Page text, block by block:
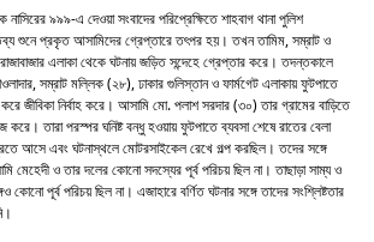
৯৯৯-এ দেওয়া সংবাদের পরিপ্রেক্ষিতে শাহবাগ থানা পুলিশ
শুনে প্রকৃত আসামিদের গ্রেপ্তারে তৎপর হয়। তখন তামিম, সম্রাট ও
এলাকা থেকে ঘটনায় জড়িত সন্দেহে গ্রেপ্তার করে। তদন্তকালে
সম্রাট মল্লিক (২৮), ঢাকার গুলিস্তান ও ফার্মগেট এলাকায় ফুটপাতে
জীবিকা নির্বাহ করে। আসামি মো. পলাশ সরদার (৩০) তার গ্রামের বাড়িতে
করে। তারা পরস্পর ঘনিষ্ট বন্ধু হওয়ায় ফুটপাতে ব্যবসা শেষে রাতের বেলা
আসে এবং ঘটনাস্থলে মোটরসাইকেল রেখে গল্প করছিল। তদের সঙ্গে
মেহেদী ও তার দলের কোনো সদস্যের পূর্ব পরিচয় ছিল না। তাছাড়া সাম্য ও
কোনো পূর্ব পরিচয় ছিল না। এজাহারে বর্ণিত ঘটনার সঙ্গে তাদের সংশ্লিষ্টতার